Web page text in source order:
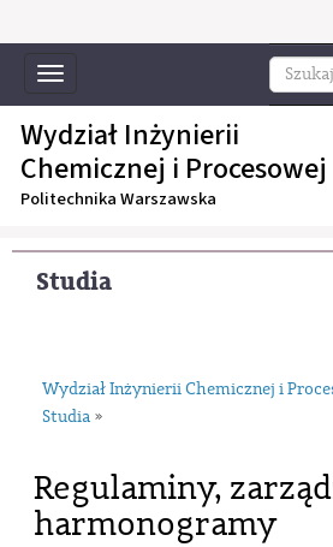
Toggle
navigation
Wydział Inżynierii
Chemicznej i Procesowej
Politechnika Warszawska
Studia
Wydział Inżynierii Chemicznej i
Studia »
Regulaminy,
harmonogramy